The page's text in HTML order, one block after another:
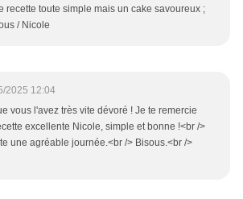
recette toute simple mais un cake savoureux ;
/ Nicole
2025 12:04
vous l'avez très vite dévoré ! Je te remercie
excellente Nicole, simple et bonne !<br />
une agréable journée.<br /> Bisous.<br />